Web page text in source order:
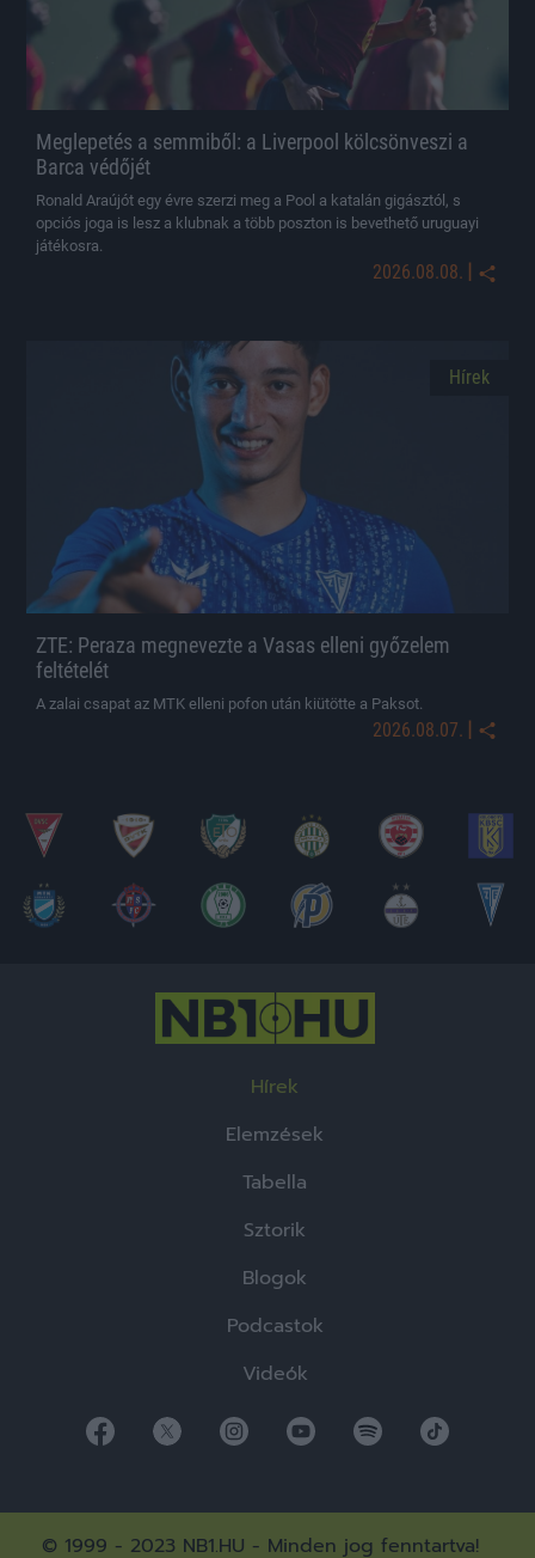
Meglepetés a semmiből: a Liverpool kölcsönveszi a
Barca védőjét
Ronald Araújót egy évre szerzi meg a Pool a katalán gigásztól, s
opciós joga is lesz a klubnak a több poszton is bevethető uruguayi
játékosra.
2026.08.08. |
Hírek
ZTE: Peraza megnevezte a Vasas elleni győzelem
feltételét
A zalai csapat az MTK elleni pofon után kiütötte a Paksot.
2026.08.07. |
Hírek
Elemzések
Tabella
Sztorik
Blogok
Podcastok
Videók
© 1999 - 2023 NB1.HU - Minden jog fenntartva!